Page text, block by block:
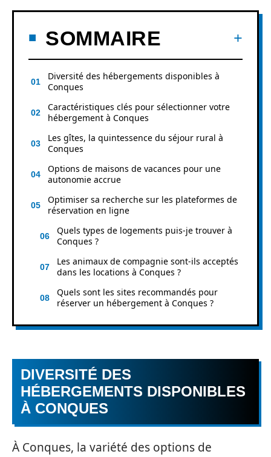
SOMMAIRE
Diversité des hébergements disponibles à
Conques
Caractéristiques clés pour sélectionner votre
hébergement à Conques
Les gîtes, la quintessence du séjour rural à
Conques
Options de maisons de vacances pour une
autonomie accrue
Optimiser sa recherche sur les plateformes de
réservation en ligne
Quels types de logements puis-je trouver à
Conques ?
Les animaux de compagnie sont-ils acceptés
dans les locations à Conques ?
Quels sont les sites recommandés pour
réserver un hébergement à Conques ?
DIVERSITÉ DES
HÉBERGEMENTS DISPONIBLES
À CONQUES
À Conques, la variété des options de